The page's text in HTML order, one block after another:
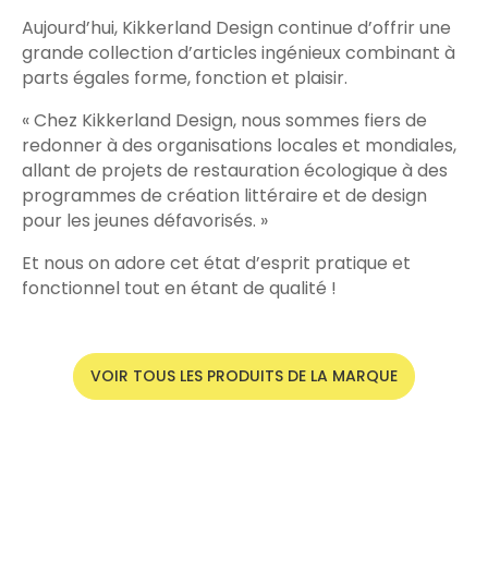
Aujourd’hui, Kikkerland Design continue d’offrir une
grande collection d’articles ingénieux combinant à
parts égales forme, fonction et plaisir.
« Chez Kikkerland Design, nous sommes fiers de
redonner à des organisations locales et mondiales,
allant de projets de restauration écologique à des
programmes de création littéraire et de design
pour les jeunes défavorisés. »
Et nous on adore cet état d’esprit pratique et
fonctionnel tout en étant de qualité !
VOIR TOUS LES PRODUITS DE LA MARQUE